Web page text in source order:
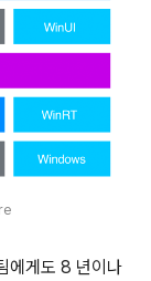
에게도 8 년이나